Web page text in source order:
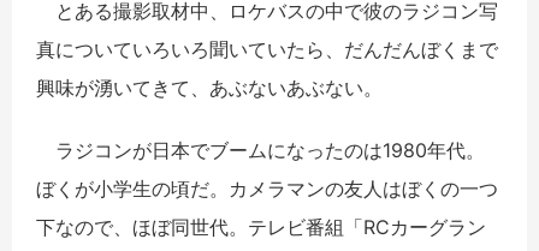
とある撮影取材中、ロケバスの中で彼のラジコン写
真についていろいろ聞いていたら、だんだんぼくまで
興味が湧いてきて、あぶないあぶない。
ラジコンが日本でブームになったのは1980年代。
ぼくが小学生の頃だ。カメラマンの友人はぼくの一つ
下なので、ほぼ同世代。テレビ番組「RCカーグラン